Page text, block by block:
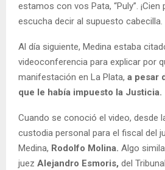
estamos con vos Pata, “Puly”. ¡Cien
escucha decir al supuesto cabecilla.
Al día siguiente, Medina estaba
videoconferencia para explicar por
manifestación en La Plata, a pesar
que le había impuesto la Justicia.
Cuando se conoció el video, desde
custodia personal para el fiscal del
Medina, Rodolfo Molina. Algo
juez Alejandro Esmoris, del